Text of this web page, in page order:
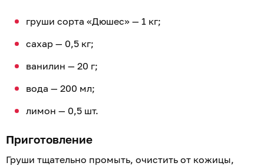
груши сорта «Дюшес» — 1 кг;
сахар — 0,5 кг;
ванилин — 20 г;
вода — 200 мл;
лимон — 0,5 шт.
Приготовление
Груши тщательно промыть, очистить от кожицы,